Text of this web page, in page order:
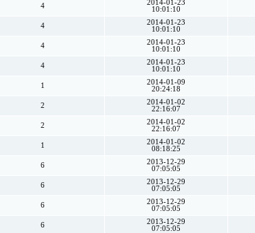
4
2014-01-23
10:01:10
4
2014-01-23
10:01:10
4
2014-01-23
10:01:10
4
2014-01-23
10:01:10
1
2014-01-09
20:24:18
2
2014-01-02
22:16:07
2
2014-01-02
22:16:07
1
2014-01-02
08:18:25
6
2013-12-29
07:05:05
6
2013-12-29
07:05:05
6
2013-12-29
07:05:05
6
2013-12-29
07:05:05